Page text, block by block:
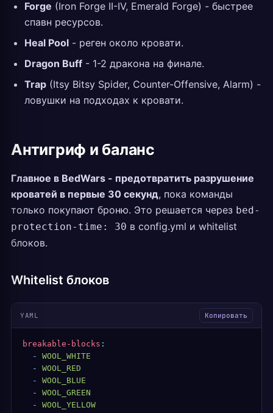
Forge (Iron Forge II-IV, Emerald Forge) - быстрее
спавн ресурсов.
Heal Pool - реген около кровати.
Dragon Buff - 1-2 дракона на финале.
Trap (Itsy Bitsy Spider, Counter-Offensive, Alarm) -
ловушки на подходах к кровати.
Антигриф и баланс
Главное в BedWars - предотвратить разрушение
кроватей в первые 30 секунд, пока команды
только покупают броню. Это решается через bed-
protection-time: 30 в config.yml и whitelist
блоков.
Whitelist блоков
YAML Копировать
breakable-blocks :
  -
WOOL_WHITE
  -
WOOL_RED
  -
WOOL_BLUE
  -
WOOL_GREEN
  -
WOOL_YELLOW